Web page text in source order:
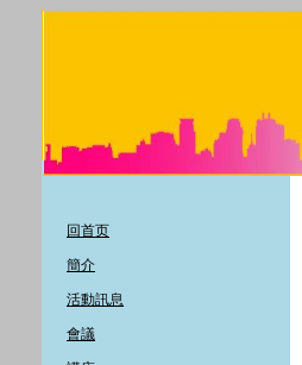
回首页
簡介
活動訊息
會議